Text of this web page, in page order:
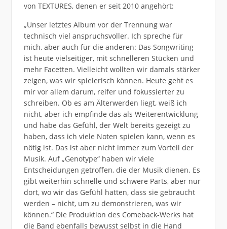
von TEXTURES, denen er seit 2010 angehört:
„Unser letztes Album vor der Trennung war
technisch viel anspruchsvoller. Ich spreche für
mich, aber auch für die anderen: Das Songwriting
ist heute vielseitiger, mit schnelleren Stücken und
mehr Facetten. Vielleicht wollten wir damals stärker
zeigen, was wir spielerisch können. Heute geht es
mir vor allem darum, reifer und fokussierter zu
schreiben. Ob es am Älterwerden liegt, weiß ich
nicht, aber ich empfinde das als Weiterentwicklung
und habe das Gefühl, der Welt bereits gezeigt zu
haben, dass ich viele Noten spielen kann, wenn es
nötig ist. Das ist aber nicht immer zum Vorteil der
Musik. Auf „Genotype“ haben wir viele
Entscheidungen getroffen, die der Musik dienen. Es
gibt weiterhin schnelle und schwere Parts, aber nur
dort, wo wir das Gefühl hatten, dass sie gebraucht
werden – nicht, um zu demonstrieren, was wir
können.“ Die Produktion des Comeback-Werks hat
die Band ebenfalls bewusst selbst in die Hand